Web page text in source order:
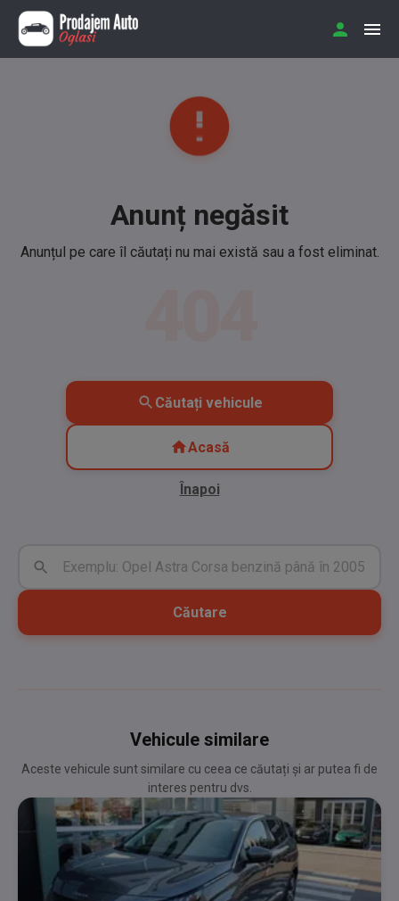
Anunț negăsit
Anunțul pe care îl căutați nu mai există sau a fost eliminat.
Căutați vehicule
Acasă
Înapoi
Căutare
Vehicule similare
Aceste vehicule sunt similare cu ceea ce căutați și ar putea fi de
interes pentru dvs.